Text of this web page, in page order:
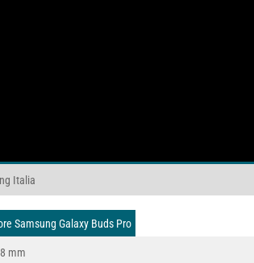
Italia
mm
Samsung Galaxy Buds Pro